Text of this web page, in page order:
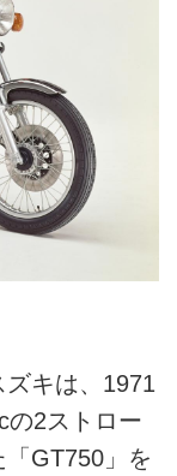
キは、1971
の2ストロー
GT750」を